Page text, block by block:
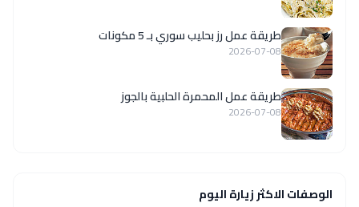
طريقة عمل رز بحليب سوري بـ 5 مكونات
2026-07-08
طريقة عمل المحمرة الحلبية بالجوز
2026-07-08
الوصفات الاكثر زيارة اليوم